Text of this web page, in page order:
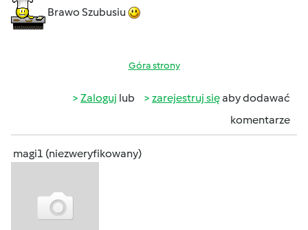
Brawo Szubusiu
Góra strony
Zaloguj lub zarejestruj sięaby dodawać
komentarze
magi1 (niezweryfikowany)